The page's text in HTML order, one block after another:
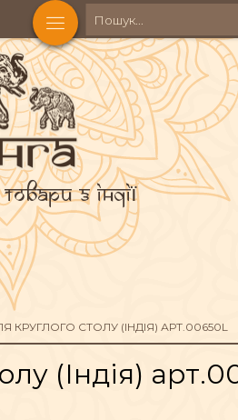
з Індії
БОЖЕСТВ ЧАШІ
КРУГЛОГО СТОЛУ (ІНДІЯ) АРТ.00650L
(Індія)